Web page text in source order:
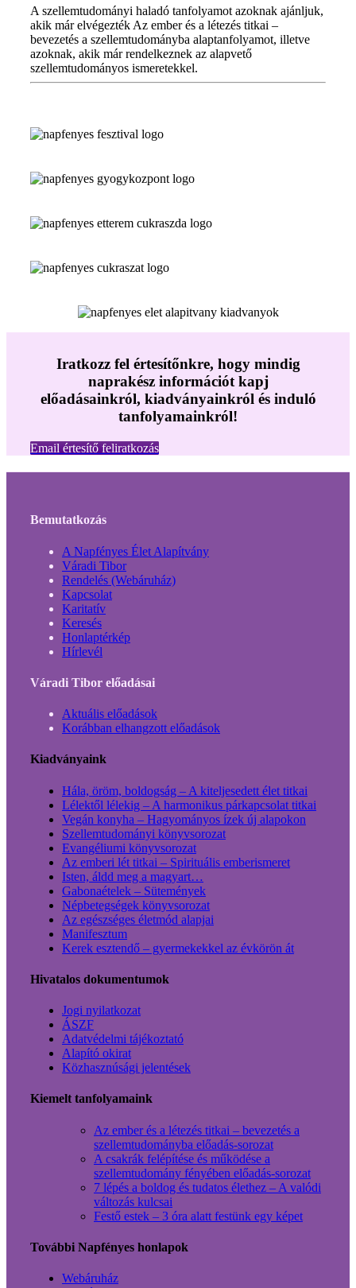
A szellemtudományi haladó tanfolyamot azoknak ajánljuk,
akik már elvégezték Az ember és a létezés titkai –
bevezetés a szellemtudományba alaptanfolyamot, illetve
azoknak, akik már rendelkeznek az alapvető
szellemtudományos ismeretekkel.
Iratkozz fel értesítőnkre, hogy mindig
naprakész információt kapj
előadásainkról, kiadványainkról és induló
tanfolyamainkról!
Email értesítő feliratkozás
Bemutatkozás
A Napfényes Élet Alapítvány
Váradi Tibor
Rendelés (Webáruház)
Kapcsolat
Karitatív
Keresés
Honlaptérkép
Hírlevél
Váradi Tibor előadásai
Aktuális előadások
Korábban elhangzott előadások
Kiadványaink
Hála, öröm, boldogság – A kiteljesedett élet titkai
Lélektől lélekig – A harmonikus párkapcsolat titkai
Vegán konyha – Hagyományos ízek új alapokon
Szellemtudományi könyvsorozat
Evangéliumi könyvsorozat
Az emberi lét titkai – Spirituális emberismeret
Isten, áldd meg a magyart…
Gabonaételek – Sütemények
Népbetegségek könyvsorozat
Az egészséges életmód alapjai
Manifesztum
Kerek esztendő – gyermekekkel az évkörön át
Hivatalos dokumentumok
Jogi nyilatkozat
ÁSZF
Adatvédelmi tájékoztató
Alapító okirat
Közhasznúsági jelentések
Kiemelt tanfolyamaink
Az ember és a létezés titkai – bevezetés a
szellemtudományba előadás-sorozat
A csakrák felépítése és működése a
szellemtudomány fényében előadás-sorozat
7 lépés a boldog és tudatos élethez – A valódi
változás kulcsai
Festő estek – 3 óra alatt festünk egy képet
További Napfényes honlapok
Webáruház